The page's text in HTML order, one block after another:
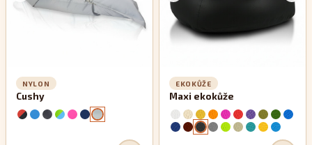
NYLON
Cushy
EKOKŮŽE
Maxi ekokůže